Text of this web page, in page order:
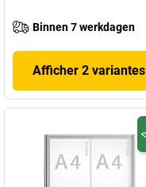
Binnen 7 werkdagen
Afficher 2 variantes